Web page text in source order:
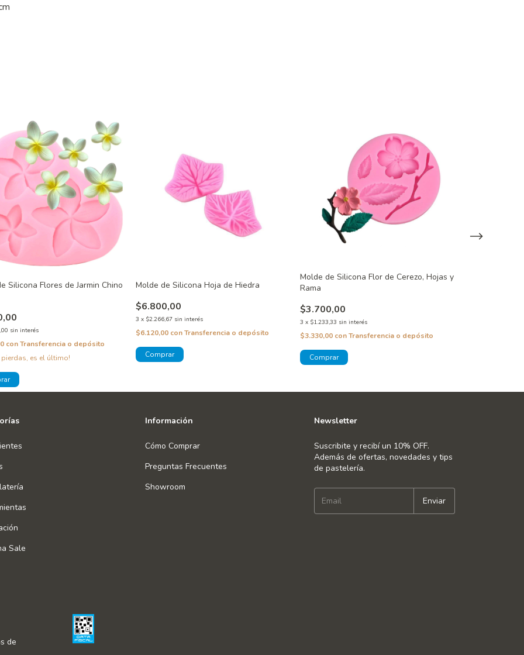
Silicona Flores de Jarmin Chino
sin interés
conTransferencia o depósito
pierdas, es el último!
Molde de Silicona Hoja de Hiedra
$6.800,00
3 x $2.266,67 sin interés
$6.120,00 conTransferencia o depósito
Molde de Silicona Flor de Cerezo, Hojas y
Rama
$3.700,00
3 x $1.233,33 sin interés
$3.330,00 conTransferencia o depósito
Sale
Información
Cómo Comprar
Preguntas Frecuentes
Showroom
Newsletter
Suscribite y recibí un 10% OFF.
Además de ofertas, novedades y tips
de pastelería.
de